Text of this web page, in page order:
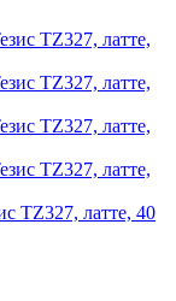
TZ327, латте, 40